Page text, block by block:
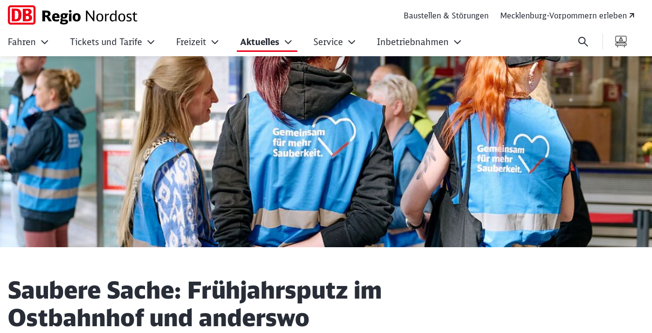
Saubere Sache: Frühjahrsputz im Ostbahnhof und
Baustellen & Störungen Mecklenburg-Vorpommern erleben
Fahren Tickets und Tarife Freizeit Aktuelles Service Inbetriebnahmen
Artikel:
Saubere Sache: Frühjahrsputz im
Ostbahnhof und anderswo